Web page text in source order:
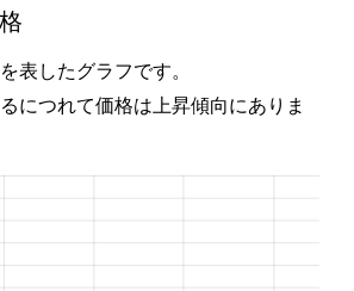
表したグラフです。
につれて価格は上昇傾向にありま